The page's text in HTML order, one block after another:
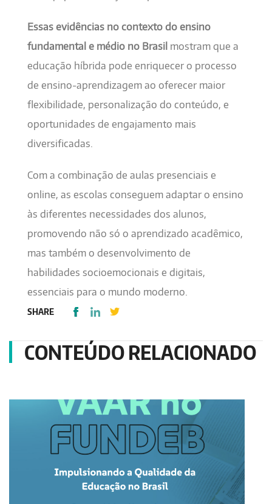
Essas evidências no contexto do ensino
fundamental e médio no Brasil mostram que a
educação híbrida pode enriquecer o processo
de ensino-aprendizagem ao oferecer maior
flexibilidade, personalização do conteúdo, e
oportunidades de engajamento mais
diversificadas.
Com a combinação de aulas presenciais e
online, as escolas conseguem adaptar o ensino
às diferentes necessidades dos alunos,
promovendo não só o aprendizado acadêmico,
mas também o desenvolvimento de
habilidades socioemocionais e digitais,
essenciais para o mundo moderno.
SHARE
CONTEÚDO RELACIONADO